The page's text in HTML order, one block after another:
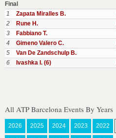
Final
1
Zapata Miralles B.
2
Rune H.
3
Fabbiano T.
4
Gimeno Valero C.
5
Van De Zandschulp B.
6
Ivashka I. (6)
All ATP Barcelona Events By Years
2026 2025 2024 2023 2022